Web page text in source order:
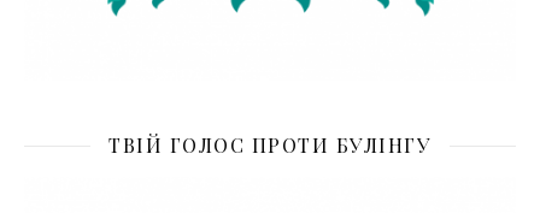
ТВІЙ ГОЛОС ПРОТИ БУЛІНГУ